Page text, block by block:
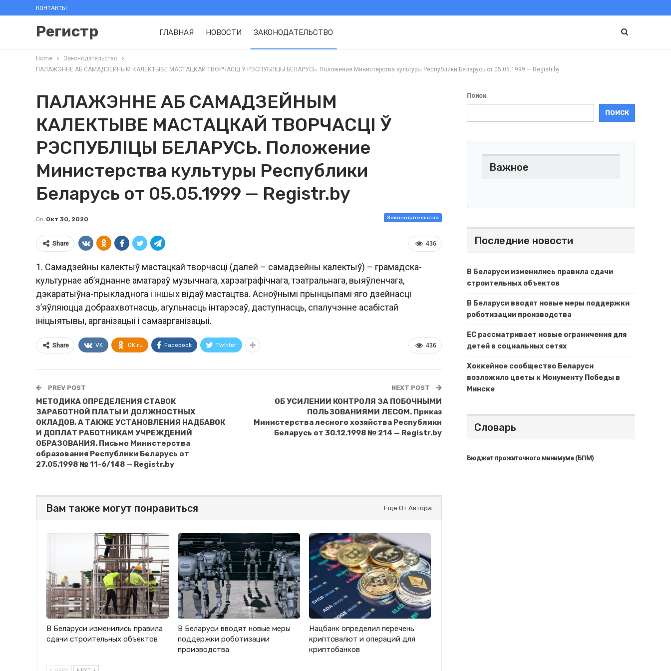
КОНТАКТЫ
Регистр ГЛАВНАЯ НОВОСТИ ЗАКОНОДАТЕЛЬСТВО
Home
Законодательство
ПАЛАЖЭННЕ АБ САМАДЗЕЙНЫМ КАЛЕКТЫВЕ МАСТАЦКАЙ ТВОРЧАСЦI Ў РЭСПУБЛIЦЫ БЕЛАРУСЬ. Положение Министерства культуры Республики Беларусь от 05.05.1999 — Registr.by
ПАЛАЖЭННЕ АБ САМАДЗЕЙНЫМ
КАЛЕКТЫВЕ МАСТАЦКАЙ ТВОРЧАСЦI Ў
РЭСПУБЛIЦЫ БЕЛАРУСЬ. Положение
Министерства культуры Республики
Беларусь от 05.05.1999 — Registr.by
Законодательство
On Окт 30, 2020
436
Share
1. Самадзейны калектыў мастацкай творчасцi (далей – самадзейны калектыў) – грамадска-
культурнае аб’яднанне аматараў музычнага, харэаграфiчнага, тэатральнага, выяўленчага,
дэкаратыўна-прыкладнога i iншых вiдаў мастацтва. Асноўнымi прынцыпамi яго дзейнасцi
з’яўляюцца добраахвотнасць, агульнасць iнтарэсаў, даступнасць, спалучэнне асабiстай
iнiцыятывы, арганiзацыi i самаарганiзацыi.
436
Share VK OK.ru Facebook Twitter
PREV POST
МЕТОДИКА ОПРЕДЕЛЕНИЯ СТАВОК
ЗАРАБОТНОЙ ПЛАТЫ И ДОЛЖНОСТНЫХ
ОКЛАДОВ, А ТАКЖЕ УСТАНОВЛЕНИЯ НАДБАВОК
И ДОПЛАТ РАБОТНИКАМ УЧРЕЖДЕНИЙ
ОБРАЗОВАНИЯ. Письмо Министерства
образования Республики Беларусь от
27.05.1998 № 11-6/148 — Registr.by
NEXT POST
ОБ УСИЛЕНИИ КОНТРОЛЯ ЗА ПОБОЧНЫМИ
ПОЛЬЗОВАНИЯМИ ЛЕСОМ. Приказ
Министерства лесного хозяйства Республики
Беларусь от 30.12.1998 № 214 — Registr.by
Вам также могут понравиться Еще От Автора
В Беларуси изменились правила
сдачи строительных объектов
В Беларуси вводят новые меры
поддержки роботизации
производства
Нацбанк определил перечень
криптовалют и операций для
криптобанков
Поиск
ПОИСК
Важное
Последние новости
В Беларуси изменились правила сдачи
строительных объектов
В Беларуси вводят новые меры поддержки
роботизации производства
ЕС рассматривает новые ограничения для
детей в социальных сетях
Хоккейное сообщество Беларуси
возложило цветы к Монументу Победы в
Минске
Словарь
Бюджет прожиточного минимума (БПМ)